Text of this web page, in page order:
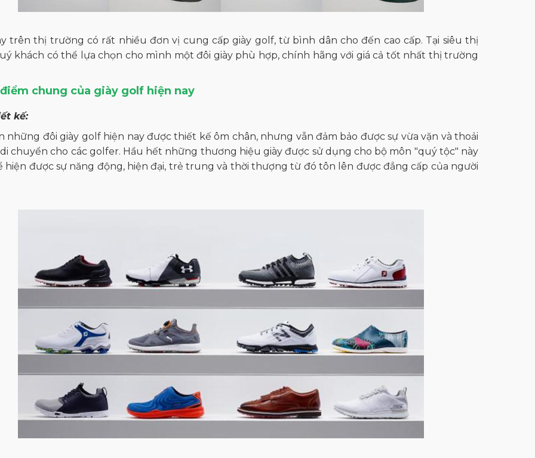
trên thị trường có rất nhiều đơn vị cung cấp giày golf, từ bình dân cho đến cao cấp. Tại siêu thị
khách có thể lựa chọn cho mình một đôi giày phù hợp, chính hãng với giá cả tốt nhất thị trường
chung của giày golf hiện nay
kế:
những đôi giày golf hiện nay được thiết kế ôm chân, nhưng vẫn đảm bảo được sự vừa vặn và thoải
chuyển cho các golfer. Hầu hết những thương hiệu giày được sử dụng cho bộ môn "quý tộc" này
hiện được sự năng động, hiện đại, trẻ trung và thời thượng từ đó tôn lên được đẳng cấp của người